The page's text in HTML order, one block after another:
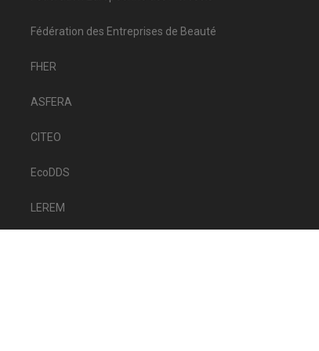
Fédération des Entreprises de Beauté
FHER
ASFERA
CITEO
EcoDDS
LEREM